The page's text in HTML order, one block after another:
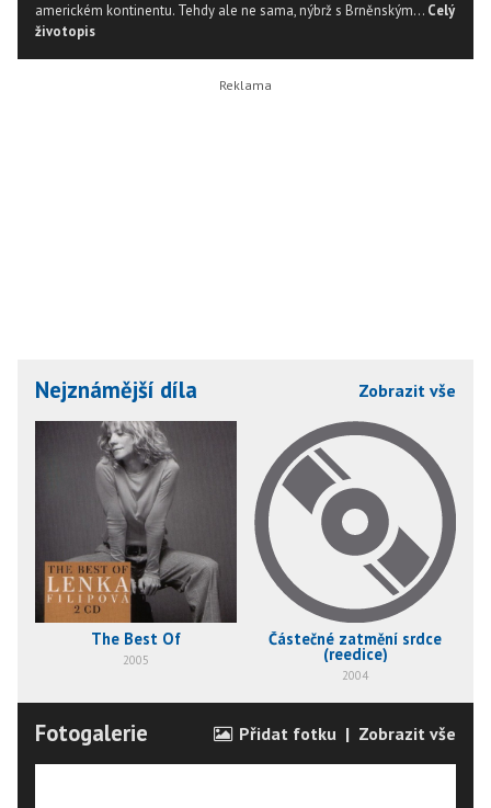
americkém kontinentu. Tehdy ale ne sama, nýbrž s Brněnským... Celý
životopis
Nejznámější díla Zobrazit vše
The Best Of
2005
Částečné zatmění srdce
(reedice)
2004
Fotogalerie Přidat fotku | Zobrazit vše